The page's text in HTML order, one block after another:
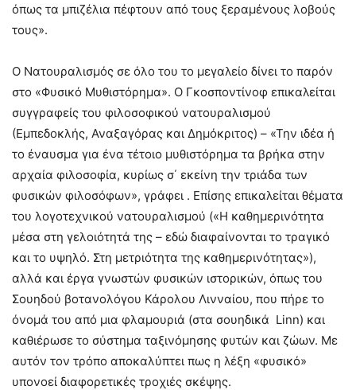
όπως τα μπιζέλια πέφτουν από τους ξεραμένους λοβούς
τους».
Ο Νατουραλισμός σε όλο του το μεγαλείο δίνει το παρόν
στο «Φυσικό Μυθιστόρημα». Ο Γκοσποντίνοφ επικαλείται
συγγραφείς του φιλοσοφικού νατουραλισμού
(Εμπεδοκλής, Αναξαγόρας και Δημόκριτος) – «Την ιδέα ή
το έναυσμα για ένα τέτοιο μυθιστόρημα τα βρήκα στην
αρχαία φιλοσοφία, κυρίως σ΄ εκείνη την τριάδα των
φυσικών φιλοσόφων», γράφει . Επίσης επικαλείται θέματα
του λογοτεχνικού νατουραλισμού («Η καθημερινότητα
μέσα στη γελοιότητά της – εδώ διαφαίνονται το τραγικό
και το υψηλό. Στη μετριότητα της καθημερινότητας»),
αλλά και έργα γνωστών φυσικών ιστορικών, όπως του
Σουηδού βοτανολόγου Κάρολου Λινναίου, που πήρε το
όνομά του από μια φλαμουριά (στα σουηδικά Linn) και
καθιέρωσε το σύστημα ταξινόμησης φυτών και ζώων. Με
αυτόν τον τρόπο αποκαλύπτει πως η λέξη «φυσικό»
υπονοεί διαφορετικές τροχιές σκέψης.